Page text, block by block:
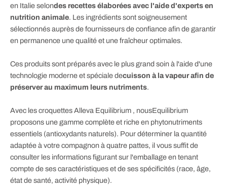
en Italie selondes recettes élaborées avec l'aide d'experts en
nutrition animale. Les ingrédients sont soigneusement
sélectionnés auprès de fournisseurs de confiance afin de garantir
en permanence une qualité et une fraîcheur optimales.
Ces produits sont préparés avec le plus grand soin à l'aide d'une
technologie moderne et spéciale decuisson à la vapeur afin de
préserver au maximum leurs nutriments.
Avec les croquettes Alleva Equilibrium , nousEquilibrium
proposons une gamme complète et riche en phytonutriments
essentiels (antioxydants naturels). Pour déterminer la quantité
adaptée à votre compagnon à quatre pattes, il vous suffit de
consulter les informations figurant sur l'emballage en tenant
compte de ses caractéristiques et de ses spécificités (race, âge,
état de santé, activité physique).